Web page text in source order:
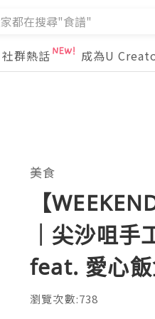
社群熱話 成為U
美食
【
｜尖沙咀
feat. 愛心
瀏覽次數:738